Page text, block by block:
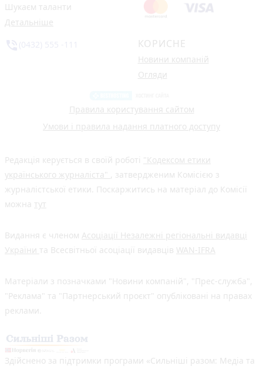
Шукаєм таланти
Детальніше
КОРИСНЕ
Новини компаній
Огляди
Правила користування сайтом
Умови і правила надання платного доступу
Редакція керується в своїй роботі "Кодексом етики
українського журналіста" , затвердженим Комісією з
журналістської етики. Поскаржитись на матеріал до Комісії
можна тут
Видання є членом Асоціації Незалежні регіональні видавці
України та Всесвітньої асоціації видавців WAN-IFRA
Матеріали з позначками "Новини компаній", "Прес-служба",
"Реклама" та "Партнерський проєкт" опубліковані на правах
реклами.
Здійснено за підтримки програми «Сильніші разом: Медіа та